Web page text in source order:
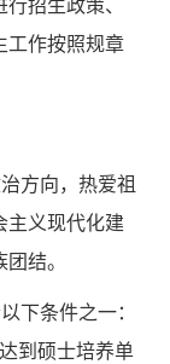
招生政策、
工作按照规章
方向，热爱祖
主义现代化建
结。
下条件之一：
到硕士培养单